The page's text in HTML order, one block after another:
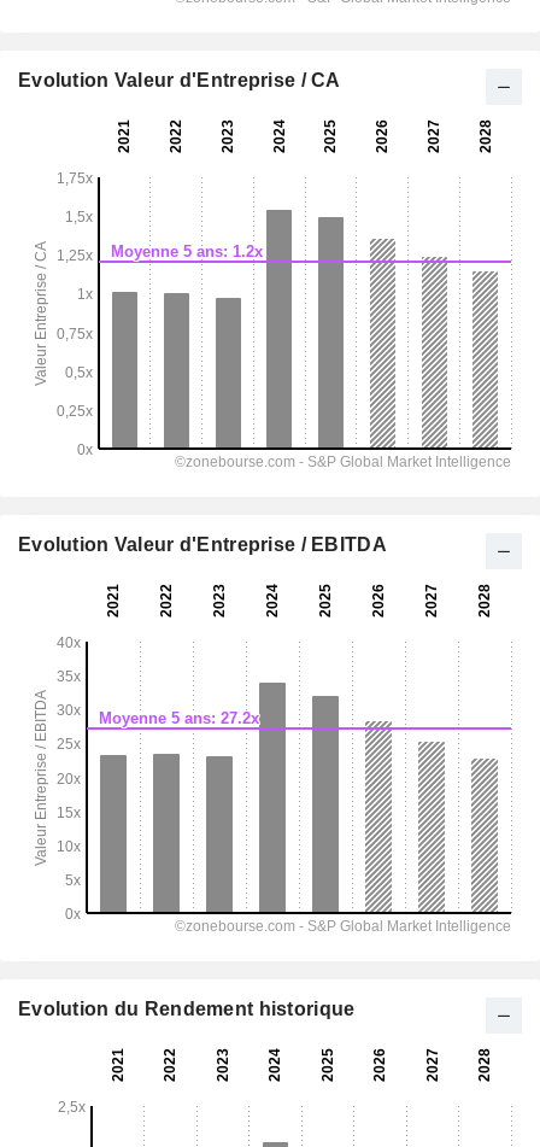
Evolution Valeur d'Entreprise / CA
Evolution Valeur d'Entreprise / EBITDA
Evolution du Rendement historique